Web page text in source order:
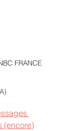
FRANCE
(encore)